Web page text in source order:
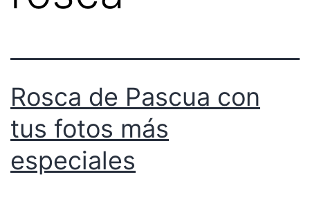
Rosca de Pascua con
tus fotos más
especiales